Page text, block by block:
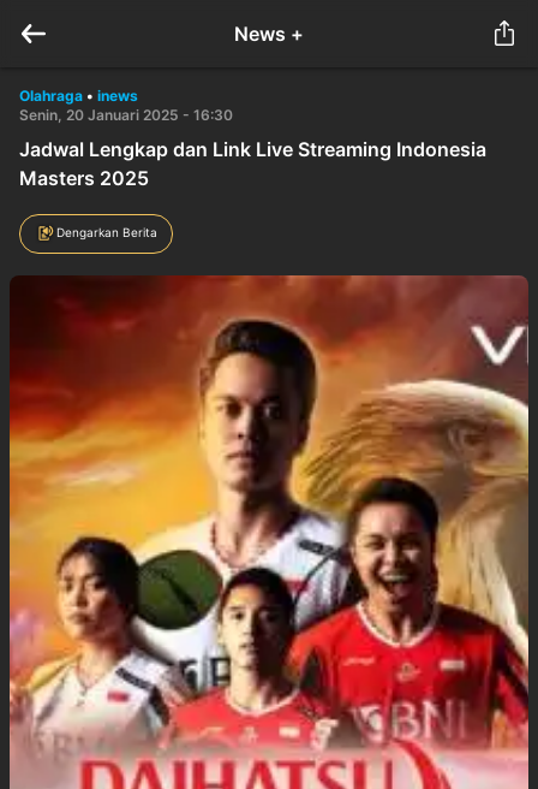
News +
Olahraga • inews
Senin, 20 Januari 2025 - 16:30
Jadwal Lengkap dan Link Live Streaming Indonesia
Masters 2025
Dengarkan Berita